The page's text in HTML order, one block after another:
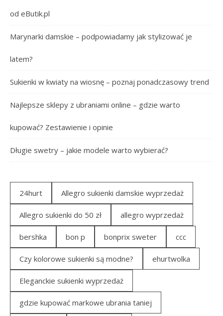
od eButik.pl
Marynarki damskie – podpowiadamy jak stylizować je
latem?
Sukienki w kwiaty na wiosnę – poznaj ponadczasowy trend
Najlepsze sklepy z ubraniami online – gdzie warto
kupować? Zestawienie i opinie
Długie swetry – jakie modele warto wybierać?
24hurt Allegro sukienki damskie wyprzedaż
Allegro sukienki do 50 zł allegro wyprzedaż
bershka bon p bonprix sweter ccc
Czy kolorowe sukienki są modne? ehurtwolka
Eleganckie sukienki wyprzedaż
gdzie kupować markowe ubrania taniej